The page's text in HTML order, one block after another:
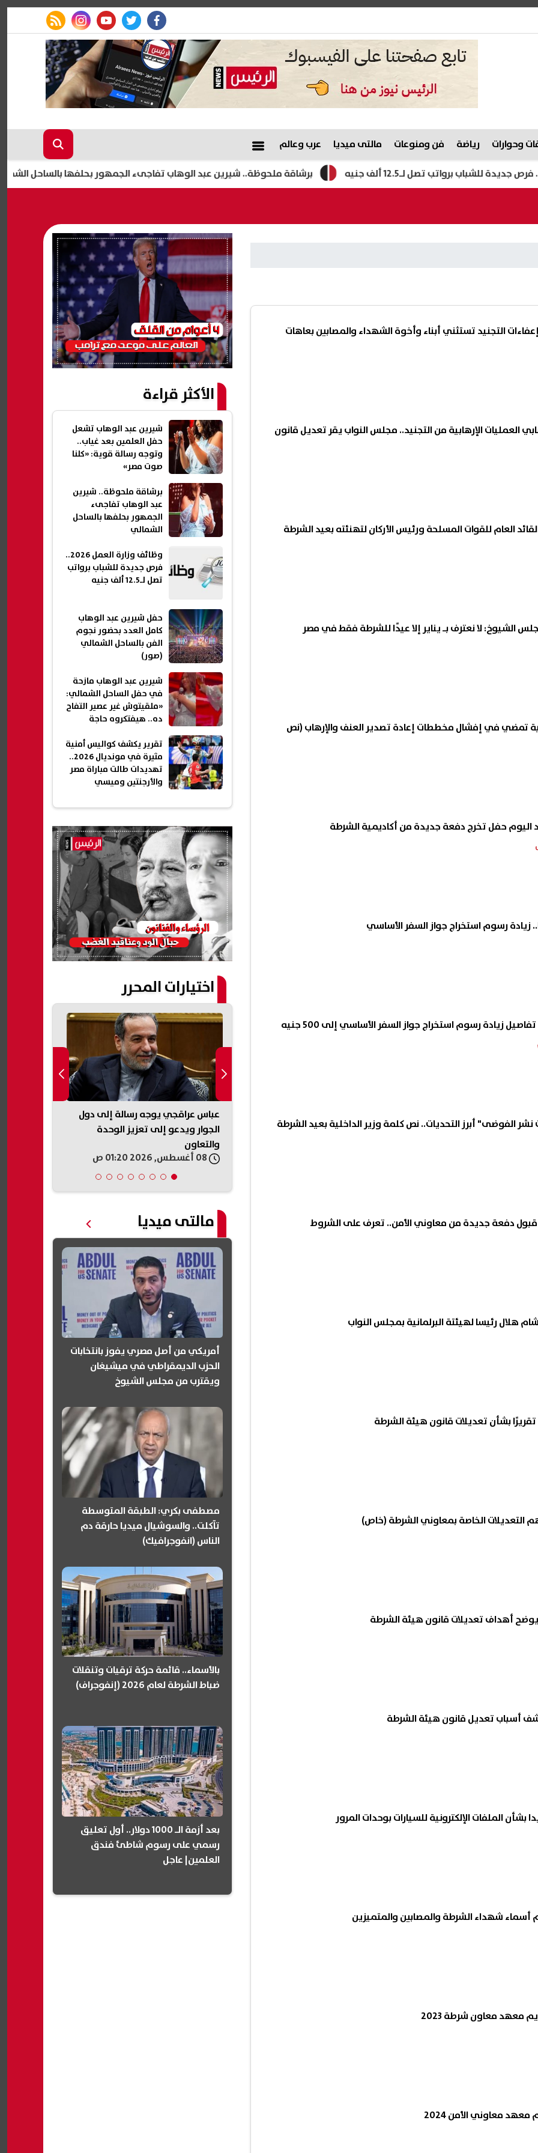
facebook
twitter
youtube
instagram
rss feed
وحوارات رياضة فن ومنوعات مالتى ميديا عرب وعالم
برشاقة ملحوظة.. شيرين عبد الوهاب تفاجىء الجمهور بحلفها بالساحل الشمالي
التجنيد تستثني أبناء وأخوة الشهداء والمصابين بعاهات
العمليات الإرهابية من التجنيد.. مجلس النواب يقر تعديل قانون
العام للقوات المسلحة ورئيس الأركان لتهنئته بعيد الشرطة
الشيوخ: لا نعترف بـ يناير إلا عيدًا للشرطة فقط في مصر
تمضي في إفشال مخططات إعادة تصدير العنف والإرهاب (نص
حفل تخرج دفعة جديدة من أكاديمية الشرطة
زيادة رسوم استخراج جواز السفر الأساسي إلى 500 جنيه
الفوضى" أبرز التحديات.. نص كلمة وزير الداخلية بعيد الشرطة
قبول دفعة جديدة من معاوني الأمن.. تعرف على الشروط
هلال رئيسا لهيئتة البرلمانية بمجلس النواب
بشأن تعديلات قانون هيئة الشرطة
التعديلات الخاصة بمعاوني الشرطة (خاص)
أهداف تعديلات قانون هيئة الشرطة
أسباب تعديل قانون هيئة الشرطة
بشأن الملفات الإلكترونية للسيارات بوحدات المرور
أسماء شهداء الشرطة والمصابين والمتميزين
معهد معاون شرطة 2023
معاوني الأمن 2024
الأكثر قراءة
شيرين عبد الوهاب تشعل
حفل العلمين بعد غياب..
وتوجه رسالة قوية: «كلنا
صوت مصر»
برشاقة ملحوظة.. شيرين
عبد الوهاب تفاجىء
الجمهور بحلفها بالساحل
الشمالي
وظائف وزارة العمل 2026..
فرص جديدة للشباب برواتب
تصل لـ12.5 ألف جنيه
حفل شيرين عبد الوهاب
كامل العدد بحضور نجوم
الفن بالساحل الشمالي
(صور)
شيرين عبد الوهاب مازحة
في حفل الساحل الشمالي:
«ملقيتوش غير عصير التفاح
ده.. هيفتكروه حاجة
تقرير يكشف كواليس أمنية
مثيرة في مونديال 2026..
تهديدات طالت مباراة مصر
والأرجنتين وميسي
اختيارات المحرر
الفريق في الميركاتو
2026/2027.. الخريطة الزمنية
عباس عراقجي يوجه رسالة إلى دول
الجوار ويدعو إلى تعزيز الوحدة
والتعاون
مالتى ميديا
أمريكي من أصل مصري يفوز بانتخابات
الحزب الديمقراطي في ميشيغان
ويقترب من مجلس الشيوخ
مصطفى بكري: الطبقة المتوسطة
تآكلت.. والسوشيال ميديا حارقة دم
الناس (انفوجرافيك)
بالأسماء.. قائمة حركة ترقيات وتنقلات
ضباط الشرطة لعام 2026 (إنفوجراف)
بعد أزمة الـ 1000 دولار.. أول تعليق
رسمي على رسوم شاطئ فندق
العلمين| عاجل